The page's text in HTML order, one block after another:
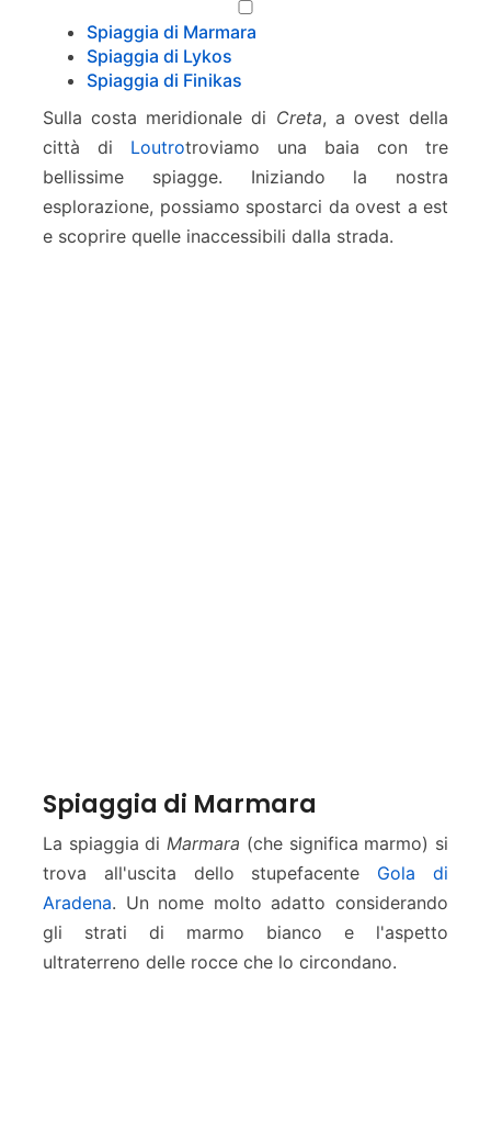
s
&
n
k
a
s
B
Spiaggia di Marmara
Spiaggia di Lykos
Spiaggia di Finikas
Sulla costa meridionale di Creta, a ovest della
città di Loutrotroviamo una baia con tre
bellissime spiagge. Iniziando la nostra
esplorazione, possiamo spostarci da ovest a est
e scoprire quelle inaccessibili dalla strada.
Spiaggia di Marmara
La spiaggia di Marmara (che significa marmo) si
trova all'uscita dello stupefacente Gola di
Aradena. Un nome molto adatto considerando
gli strati di marmo bianco e l'aspetto
ultraterreno delle rocce che lo circondano.